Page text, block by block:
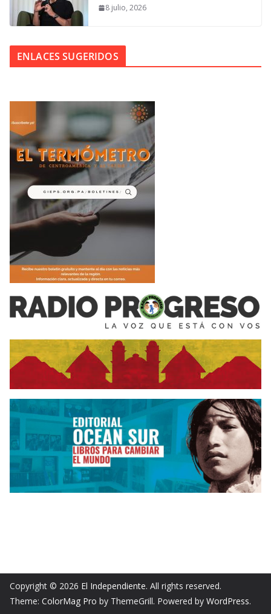
8 julio, 2026
ENLACES SUGERIDOS
Copyright © 2026 El Independiente. All rights reserved.
Theme: ColorMag Pro by ThemeGrill. Powered by WordPress.